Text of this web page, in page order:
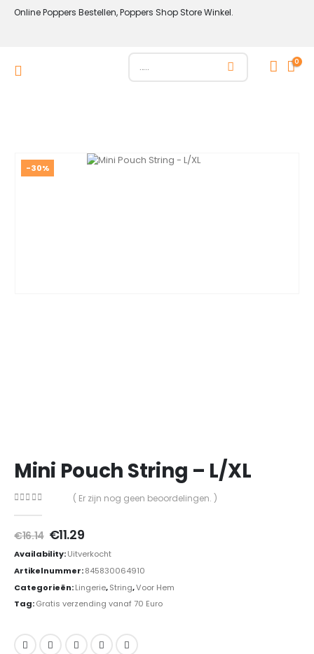
Online Poppers Bestellen, Poppers Shop Store Winkel.
0
-30%
Mini Pouch String – L/XL
( Er zijn nog geen beoordelingen. )
€16.14 Oorspronkelijke
prijs
was:
€16.14.
€11.29Huidige
is:
€11.29.
Availability:Uitverkocht
Artikelnummer:845830064910
Categorieën:Lingerie,String,Voor Hem
Tag:Gratis verzending vanaf 70 Euro